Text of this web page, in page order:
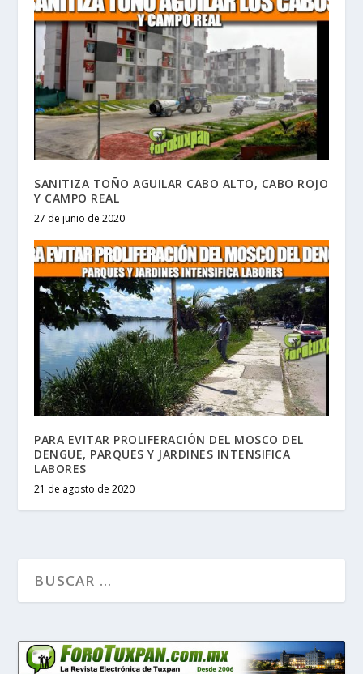
SANITIZA TOÑO AGUILAR CABO ALTO, CABO ROJO
Y CAMPO REAL
27 de junio de 2020
PARA EVITAR PROLIFERACIÓN DEL MOSCO DEL
DENGUE, PARQUES Y JARDINES INTENSIFICA
LABORES
21 de agosto de 2020